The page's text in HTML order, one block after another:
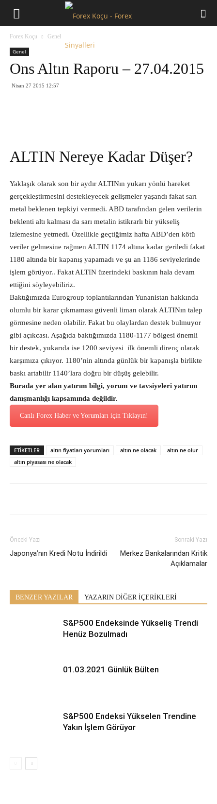
Forex Koçu Genel
Genel
Ons Altın Raporu – 27.04.2015
Nisan 27 2015 12:57
ALTIN Nereye Kadar Düşer?
Yaklaşık olarak son bir aydır ALTINın yukarı yönlü hareket
gerçekleştirmesini destekleyecek gelişmeler yaşandı fakat sarı
metal beklenen tepkiyi vermedi. ABD tarafından gelen verilerin
beklenti altı kalması da sarı metalin istikrarlı bir yükseliş
izlemesine yetmedi. Özellikle geçtiğimiz hafta ABD’den kötü
veriler gelmesine rağmen ALTIN 1174 altına kadar geriledi fakat
1180 altında bir kapanış yapamadı ve şu an 1186 seviyelerinde
işlem görüyor.. Fakat ALTIN üzerindeki baskının hala devam
ettiğini söyleyebiliriz.
Baktığımızda Eurogroup toplantılarından Yunanistan hakkında
olumlu bir karar çıkmaması güvenli liman olarak ALTINın talep
görmesine neden olabilir. Fakat bu olaylardan destek bulmuyor
gibi açıkcası. Aşağıda baktığımızda 1180-1177 bölgesi önemli
bir destek, yukarıda ise 1200 seviyesi ilk önemli direnç olarak
karşımıza çıkıyor. 1180’nin altında günlük bir kapanışla birlikte
baskı artabilir 1140’lara doğru bir düşüş gelebilir.
Burada yer alan yatırım bilgi, yorum ve tavsiyeleri yatırım
danışmanlığı kapsamında değildir.
Canlı Forex Haber ve Yorumları için Tıklayın!
ETİKETLER altın fiyatları yorumları altın ne olacak
altın ne olur
altın piyasası ne olacak
Önceki Yazı
Japonya’nın Kredi Notu İndirildi
Sonraki Yazı
Merkez Bankalarından Kritik
Açıklamalar
BENZER YAZILAR YAZARIN DİĞER İÇERİKLERİ
S&P500 Endeksinde Yükseliş Trendi
Henüz Bozulmadı
01.03.2021 Günlük Bülten
S&P500 Endeksi Yükselen Trendine
Yakın İşlem Görüyor